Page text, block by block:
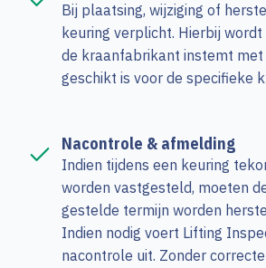
Bij plaatsing, wijziging of
keuring verplicht. Hierbij
de kraanfabrikant instemt
geschikt is voor de specifieke
Nacontrole & afmelding
Indien tijdens een keuring
worden vastgesteld, moeten
gestelde termijn worden
Indien nodig voert Lifting
nacontrole uit. Zonder